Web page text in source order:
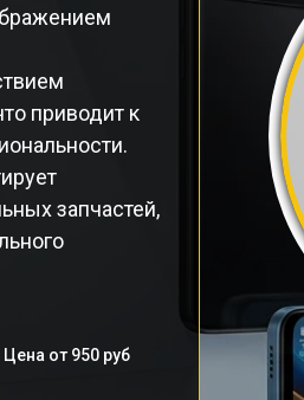
приводит к
запчастей,
Цена от 950 руб